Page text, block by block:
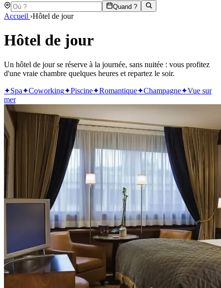
Quand ?
Accueil ›Hôtel de jour
Hôtel de jour
Un hôtel de jour se réserve à la journée, sans nuitée : vous profitez
d'une vraie chambre quelques heures et repartez le soir.
✦Spa✦Coworking✦Piscine✦Romantique✦Champagne✦Vue sur
mer